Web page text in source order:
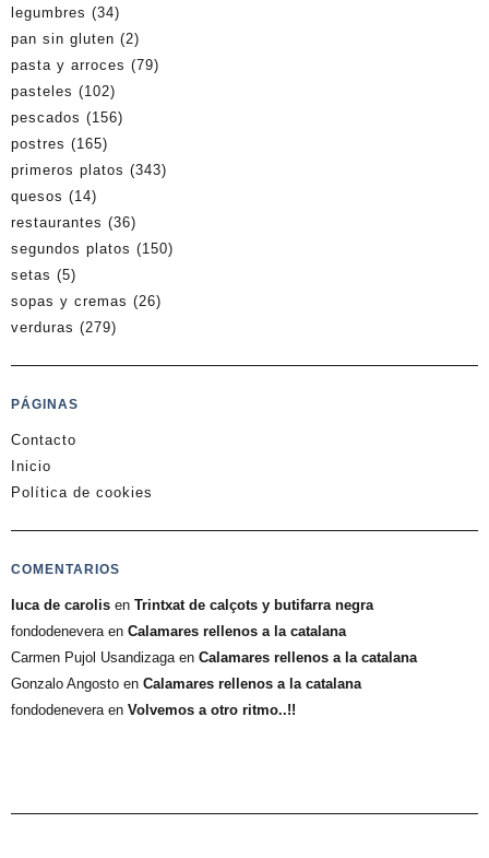
legumbres (34)
pan sin gluten (2)
pasta y arroces (79)
pasteles (102)
pescados (156)
postres (165)
primeros platos (343)
quesos (14)
restaurantes (36)
segundos platos (150)
setas (5)
sopas y cremas (26)
verduras (279)
PÁGINAS
Contacto
Inicio
Política de cookies
COMENTARIOS
luca de carolis en Trintxat de calçots y butifarra negra
fondodeneveraen Calamares rellenos a la catalana
Carmen Pujol Usandizagaen Calamares rellenos a la catalana
Gonzalo Angosto en Calamares rellenos a la catalana
fondodeneveraen Volvemos a otro ritmo..!!